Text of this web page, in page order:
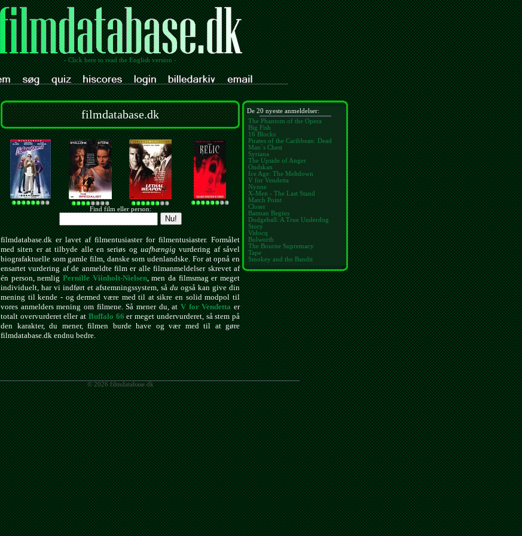
- Click here to read the English version -
filmdatabase.dk
Find film eller person:
filmdatabase.dk er lavet af filmentusiaster for filmentusiaster. Formålet
med siten er at tilbyde alle en seriøs oguafhængigvurdering af såvel
biografaktuelle som gamle film, danske som udenlandske. For at opnå en
ensartet vurdering af de anmeldte film er alle filmanmeldelser skrevet af
én person, nemligPernille Viinholt-Nielsen, men da filmsmag er meget
individuelt, har vi indført et afstemningssystem, såduogså kan give din
mening til kende - og dermed være med til at sikre en solid modpol til
vores anmelders mening om filmene. Så mener du, atV for Vendettaer
totalt overvurderet eller atBuffalo 66er meget undervurderet, så stem på
den karakter, du mener, filmen burde have og vær med til at gøre
filmdatabase.dk endnu bedre.
De 20 nyeste anmeldelser:
The Phantom of the Opera
Big Fish
16 Blocks
Pirates of the Caribbean: Dead
Man´s Chest
Syriana
The Upside of Anger
Ondskan
Ice Age: The Meltdown
V for Vendetta
Nynne
X-Men - The Last Stand
Match Point
Closer
Batman Begins
Dodgeball: A True Underdog
Story
Vidocq
Bulworth
The Bourne Supremacy
Tape
Smokey and the Bandit
© 2026 filmdatabase.dk